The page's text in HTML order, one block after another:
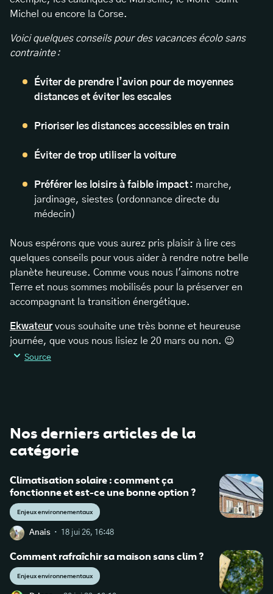
Michel ou encore la Corse.
Voici quelques conseils pour des vacances écolo sans
contrainte :
Éviter de prendre l’avion pour de moyennes
distances et éviter les escales
Prioriser les distances accessibles en train
Éviter de trop utiliser la voiture
Préférer les loisirs à faible impact : marche,
jardinage, siestes (ordonnance directe du
médecin)
Nous espérons que vous aurez pris plaisir à lire ces
quelques conseils pour vous aider à rendre notre belle
planète heureuse. Comme vous nous l'aimons notre
Terre et nous sommes mobilisés pour la préserver en
accompagnant la transition énergétique.
Ekwateurvous souhaite une très bonne et heureuse
journée, que vous nous lisiez le 20 mars ou non. 😉
Source
Nos derniers articles de la
catégorie
Climatisation solaire : comment ça
fonctionne et est-ce une bonne option ?
Enjeux environnementaux
Anais · 18 jui 26, 16:48
Comment rafraîchir sa maison sans clim ?
Enjeux environnementaux